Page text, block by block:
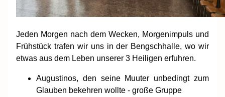
Jeden Morgen nach dem Wecken, Morgenimpuls und
Frühstück trafen wir uns in der Bengschhalle, wo wir
etwas aus dem Leben unserer 3 Heiligen erfuhren.
Augustinos, den seine Muuter unbedingt zum
Glauben bekehren wollte - große Gruppe